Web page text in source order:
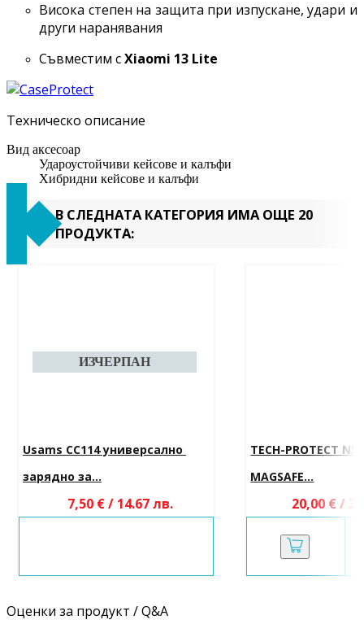
Висока степен на защита при изпускане, удари и
други наранявания
Съвместим сXiaomi 13 Lite
Техническо описание
Вид аксесоар
Удароустойчиви кейсове и калъфи
Хибридни кейсове и калъфи
В СЛЕДНАТА КАТЕГОРИЯ ИМА ОЩЕ 20
ПРОДУКТА:
Usams CC114 универсално
зарядно за...
7,50 € / 14.67 лв.
TECH-PROTECT
MAGSAFE...
20,00 € /
Оценки за продукт / Q&A